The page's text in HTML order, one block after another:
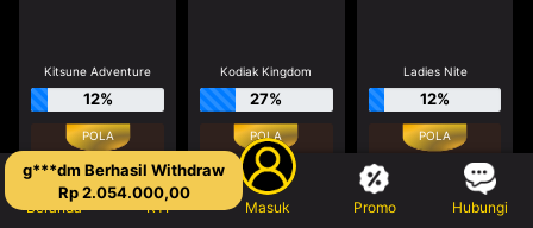
Kitsune Adventure
12%
Pola tidak tersedia !
Tidak disarankan bermain
di game ini
Kodiak Kingdom
27%
Pola tidak tersedia !
Tidak disarankan bermain
di game ini
Ladies Nite
12%
Pola tidak tersedia !
Tidak disarankan bermain
Beranda RTP Masuk Promo Hubungi